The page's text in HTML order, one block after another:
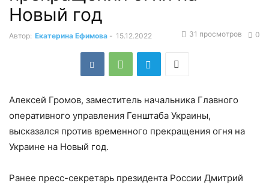
Новый год
Автор: Екатерина Ефимова - 15.12.2022 0
31 просмотров
Алексей Громов, заместитель начальника Главного
оперативного управления Генштаба Украины,
высказался против временного прекращения огня на
Украине на Новый год.
Ранее пресс-секретарь президента России Дмитрий